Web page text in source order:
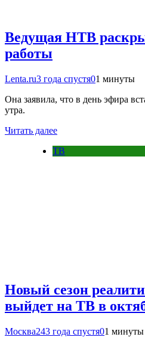
Ведущая НТВ
работы
Lenta.ru3 года спустя01 минуты
Она заявила, что в день эфира
утра.
Читать далее
ТВ
Новый сезон
выйдет на ТВ в
Москва243 года спустя01 минуты